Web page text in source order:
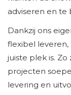
adviseren en te
Dankzij ons
flexibel
juiste plek is.
projecten
levering en